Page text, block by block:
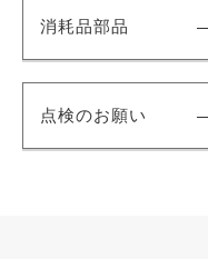
消耗品部品
点検のお願い